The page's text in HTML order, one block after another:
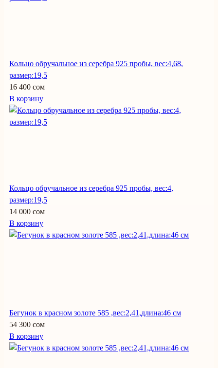
Кольцо обручальное из серебра 925 пробы, вес:4,68,
размер:19,5
16 400 сом
В корзину
Кольцо обручальное из серебра 925 пробы, вес:4,
размер:19,5
14 000 сом
В корзину
Бегунок в красном золоте 585 ,вес:2,41,длина:46 см
54 300 сом
В корзину